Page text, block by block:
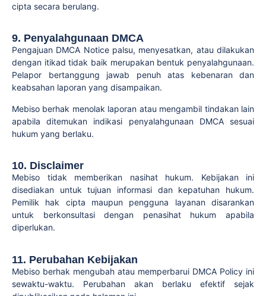
cipta secara berulang.
9. Penyalahgunaan DMCA
Pengajuan DMCA Notice palsu, menyesatkan, atau dilakukan
dengan itikad tidak baik merupakan bentuk penyalahgunaan.
Pelapor bertanggung jawab penuh atas kebenaran dan
keabsahan laporan yang disampaikan.
Mebiso berhak menolak laporan atau mengambil tindakan lain
apabila ditemukan indikasi penyalahgunaan DMCA sesuai
hukum yang berlaku.
10. Disclaimer
Mebiso tidak memberikan nasihat hukum. Kebijakan ini
disediakan untuk tujuan informasi dan kepatuhan hukum.
Pemilik hak cipta maupun pengguna layanan disarankan
untuk berkonsultasi dengan penasihat hukum apabila
diperlukan.
11. Perubahan Kebijakan
Mebiso berhak mengubah atau memperbarui DMCA Policy ini
sewaktu-waktu. Perubahan akan berlaku efektif sejak